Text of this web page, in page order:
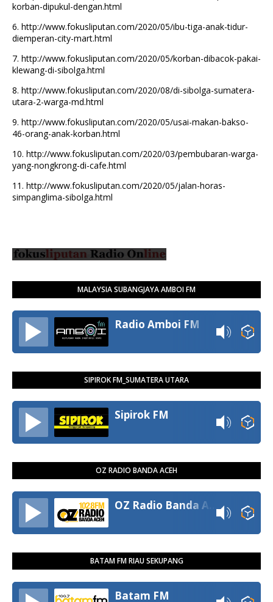
korban-dipukul-dengan.html
6. http://www.fokusliputan.com/2020/05/ibu-tiga-anak-tidur-
diemperan-city-mart.html
7. http://www.fokusliputan.com/2020/05/korban-dibacok-pakai-
klewang-di-sibolga.html
8. http://www.fokusliputan.com/2020/08/di-sibolga-sumatera-
utara-2-warga-md.html
9. http://www.fokusliputan.com/2020/05/usai-makan-bakso-
46-orang-anak-korban.html
10. http://www.fokusliputan.com/2020/03/pembubaran-warga-
yang-nongkrong-di-cafe.html
11. http://www.fokusliputan.com/2020/05/jalan-horas-
simpanglima-sibolga.html
MALAYSIA SUBANGJAYA AMBOI FM
Radio Amboi FM
SIPIROK FM_SUMATERA UTARA
Sipirok FM
OZ RADIO BANDA ACEH
BATAM FM RIAU SEKUPANG
Batam FM